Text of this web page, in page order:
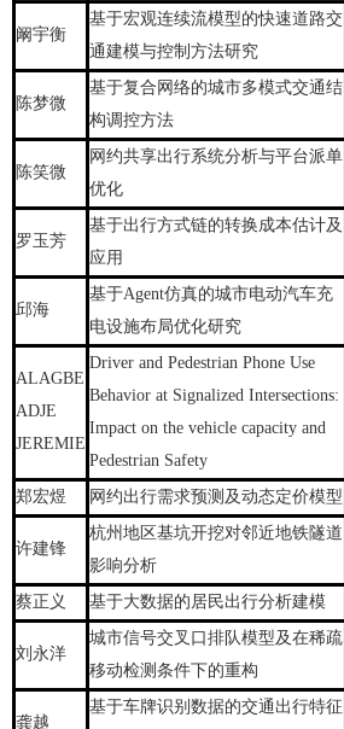
阚宇衡
基于宏观连续流模型的快速道路交
通建模与控制方法研究
陈梦微
基于复合网络的城市多模式交通结
构调控方法
陈笑微
网约共享出行系统分析与平台派单
优化
罗玉芳
基于出行方式链的转换成本估计及
应用
邱海
基于Agent仿真的城市电动汽车充
电设施布局优化研究
ALAGBE
ADJE
JEREMIE
Driver and Pedestrian Phone Use
Behavior at Signalized Intersections:
Impact on the vehicle capacity and
Pedestrian Safety
郑宏煜 网约出行需求预测及动态定价模型
许建锋
杭州地区基坑开挖对邻近地铁隧道
影响分析
蔡正义 基于大数据的居民出行分析建模
刘永洋
城市信号交叉口排队模型及在稀疏
移动检测条件下的重构
龚越
基于车牌识别数据的交通出行特征